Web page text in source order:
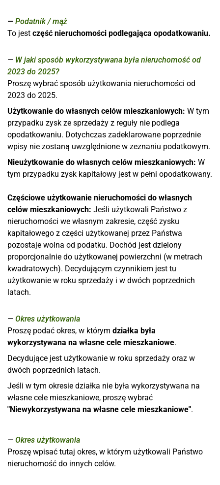
Podatnik / mąż
To jest część nieruchomości podlegająca opodatkowaniu.
W jaki sposób wykorzystywana była nieruchomość od
2023 do 2025?
Proszę wybrać sposób użytkowania nieruchomości od
2023 do 2025.
Użytkowanie do własnych celów mieszkaniowych: W tym
przypadku zysk ze sprzedaży z reguły nie podlega
opodatkowaniu. Dotychczas zadeklarowane poprzednie
wpisy nie zostaną uwzględnione w zeznaniu podatkowym.
Nieużytkowanie do własnych celów mieszkaniowych: W
tym przypadku zysk kapitałowy jest w pełni opodatkowany.
Częściowe użytkowanie nieruchomości do własnych
celów mieszkaniowych: Jeśli użytkowali Państwo z
nieruchomości we własnym zakresie, część zysku
kapitałowego z części użytkowanej przez Państwa
pozostaje wolna od podatku. Dochód jest dzielony
proporcjonalnie do użytkowanej powierzchni (w metrach
kwadratowych). Decydującym czynnikiem jest tu
użytkowanie w roku sprzedaży i w dwóch poprzednich
latach.
Okres użytkowania
Proszę podać okres, w którym działka była
wykorzystywana na własne cele mieszkaniowe.
Decydujące jest użytkowanie w roku sprzedaży oraz w
dwóch poprzednich latach.
Jeśli w tym okresie działka nie była wykorzystywana na
własne cele mieszkaniowe, proszę wybrać
"Niewykorzystywana na własne cele mieszkaniowe".
Okres użytkowania
Proszę wpisać tutaj okres, w którym użytkowali Państwo
nieruchomość do innych celów.